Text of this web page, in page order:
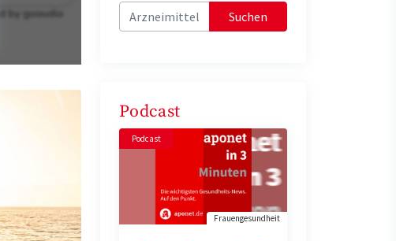
Suchen
Podcast
Podcast
Frauengesundheit